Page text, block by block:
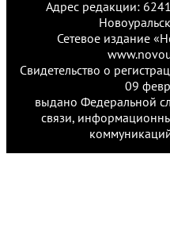
Адрес редакции:
Сетевое издание
Свидетельство о
09
выдано Федеральной
связи,